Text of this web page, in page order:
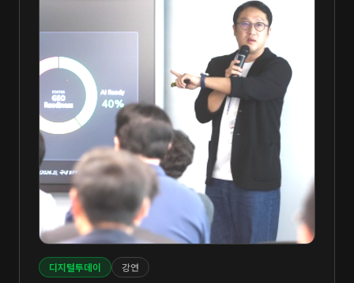
디지털투데이 강연